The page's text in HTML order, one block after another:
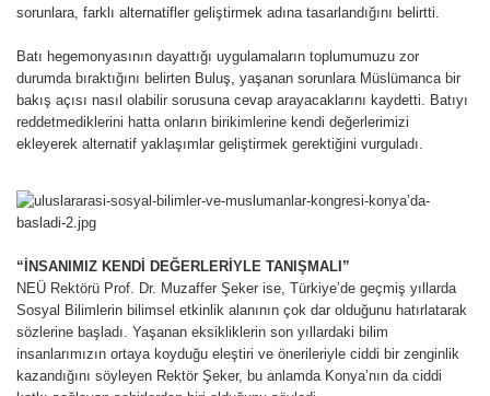
sorunlara, farklı alternatifler geliştirmek adına tasarlandığını belirtti.
Batı hegemonyasının dayattığı uygulamaların toplumumuzu zor
durumda bıraktığını belirten Buluş, yaşanan sorunlara Müslümanca bir
bakış açısı nasıl olabilir sorusuna cevap arayacaklarını kaydetti. Batıyı
reddetmediklerini hatta onların birikimlerine kendi değerlerimizi
ekleyerek alternatif yaklaşımlar geliştirmek gerektiğini vurguladı.
“İNSANIMIZ KENDİ DEĞERLERİYLE TANIŞMALI”
NEÜ Rektörü Prof. Dr. Muzaffer Şeker ise, Türkiye’de geçmiş yıllarda
Sosyal Bilimlerin bilimsel etkinlik alanının çok dar olduğunu hatırlatarak
sözlerine başladı. Yaşanan eksikliklerin son yıllardaki bilim
insanlarımızın ortaya koyduğu eleştiri ve önerileriyle ciddi bir zenginlik
kazandığını söyleyen Rektör Şeker, bu anlamda Konya’nın da ciddi